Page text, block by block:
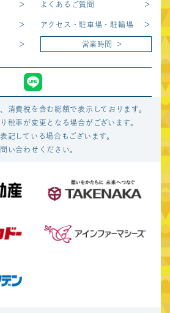
Forestgate
キュープラザ原宿
キュープラザ恵比寿南
川崎イースト
あまがさきキューズ
もりのみやキューズ
モールBASE
よくあるご質問
アクセス・駐車場・駐輪場
営業時間
消費税を含む総額で表示しております。
税率が変更となる場合がございます。
記している場合もございます。
い合わせください。